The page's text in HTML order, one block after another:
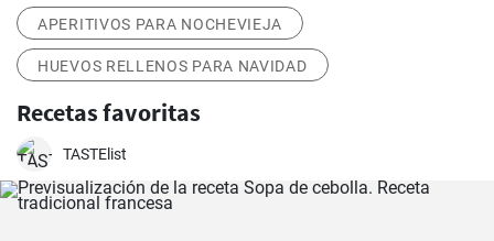
APERITIVOS PARA NOCHEVIEJA
HUEVOS RELLENOS PARA NAVIDAD
Recetas favoritas
TASTElist